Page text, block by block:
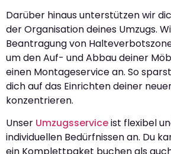
Darüber hinaus unterstützen wir
der Organisation deines Umzugs.
Beantragung von
um den Auf- und Abbau deiner
einen Montageservice an. So
dich auf das Einrichten deiner
konzentrieren.
Unser Umzugsserviceist flexibel
individuellen Bedürfnissen an. Du